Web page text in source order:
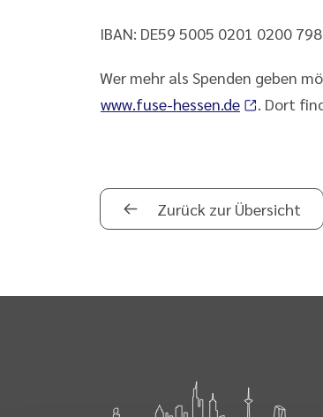
IBAN: DE59 5005 0201 0200
Wer mehr als Spenden geben
www.fuse-hessen.de
. Dort
Zurück zur Übersicht